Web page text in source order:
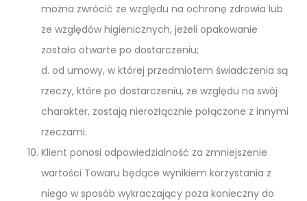
można zwrócić ze względu na ochronę zdrowia lub
ze względów higienicznych, jeżeli opakowanie
zostało otwarte po dostarczeniu;
d. od umowy, w której przedmiotem świadczenia są
rzeczy, które po dostarczeniu, ze względu na swój
charakter, zostają nierozłącznie połączone z innymi
rzeczami.
Klient ponosi odpowiedzialność za zmniejszenie
wartości Towaru będące wynikiem korzystania z
niego w sposób wykraczający poza konieczny do